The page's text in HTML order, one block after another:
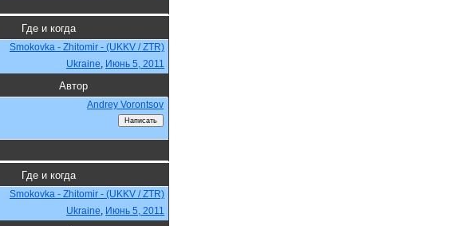
Где и когда
Smokovka - Zhitomir - (UKKV / ZTR)
Ukraine, Июнь 5, 2011
Автор
Andrey Vorontsov
Где и когда
Smokovka - Zhitomir - (UKKV / ZTR)
Ukraine, Июнь 5, 2011